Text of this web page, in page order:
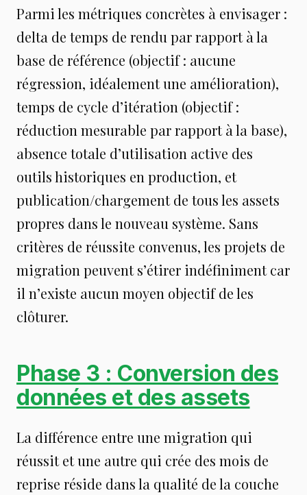
Parmi les métriques concrètes à envisager :
delta de temps de rendu par rapport à la
base de référence (objectif : aucune
régression, idéalement une amélioration),
temps de cycle d’itération (objectif :
réduction mesurable par rapport à la base),
absence totale d’utilisation active des
outils historiques en production, et
publication/chargement de tous les assets
propres dans le nouveau système. Sans
critères de réussite convenus, les projets de
migration peuvent s’étirer indéfiniment car
il n’existe aucun moyen objectif de les
clôturer.
Phase 3 : Conversion des
données et des assets
La différence entre une migration qui
réussit et une autre qui crée des mois de
reprise réside dans la qualité de la couche